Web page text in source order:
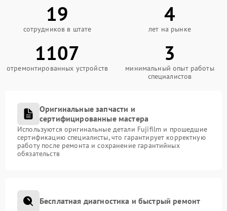
19
сотрудников в штате
4
лет на рынке
1107
отремонтированных устройств
3
минимальный опыт работы
специалистов
Оригинальные запчасти и
сертифицированные мастера
Используются оригинальные детали Fujifilm и прошедшие
сертификацию специалисты, что гарантирует корректную
работу после ремонта и сохранение гарантийных
обязательств
Бесплатная диагностика и быстрый ремонт